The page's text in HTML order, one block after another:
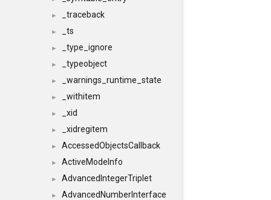
► _traceback
► _ts
► _type_ignore
► _typeobject
► _warnings_runtime_state
► _withitem
► _xid
► _xidregitem
► AccessedObjectsCallback
► ActiveModeInfo
► AdvancedIntegerTriplet
► AdvancedNumberInterface